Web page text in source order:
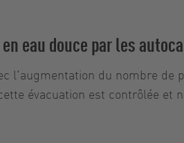
eau douce par les
l'augmentation du nombre
évacuation est contrôlée